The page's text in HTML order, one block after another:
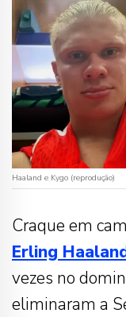
Haaland e Kygo (reprodução)
Craque em
Erling
vezes no
eliminaram a